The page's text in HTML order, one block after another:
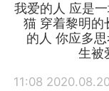
我爱的人 应是
猫 穿着黎明的
的人 你应多
生被
2020.08.20